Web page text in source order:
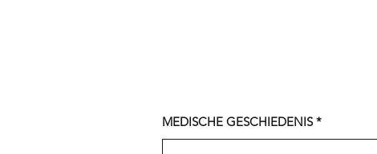
MEDISCHE GESCHIEDENIS